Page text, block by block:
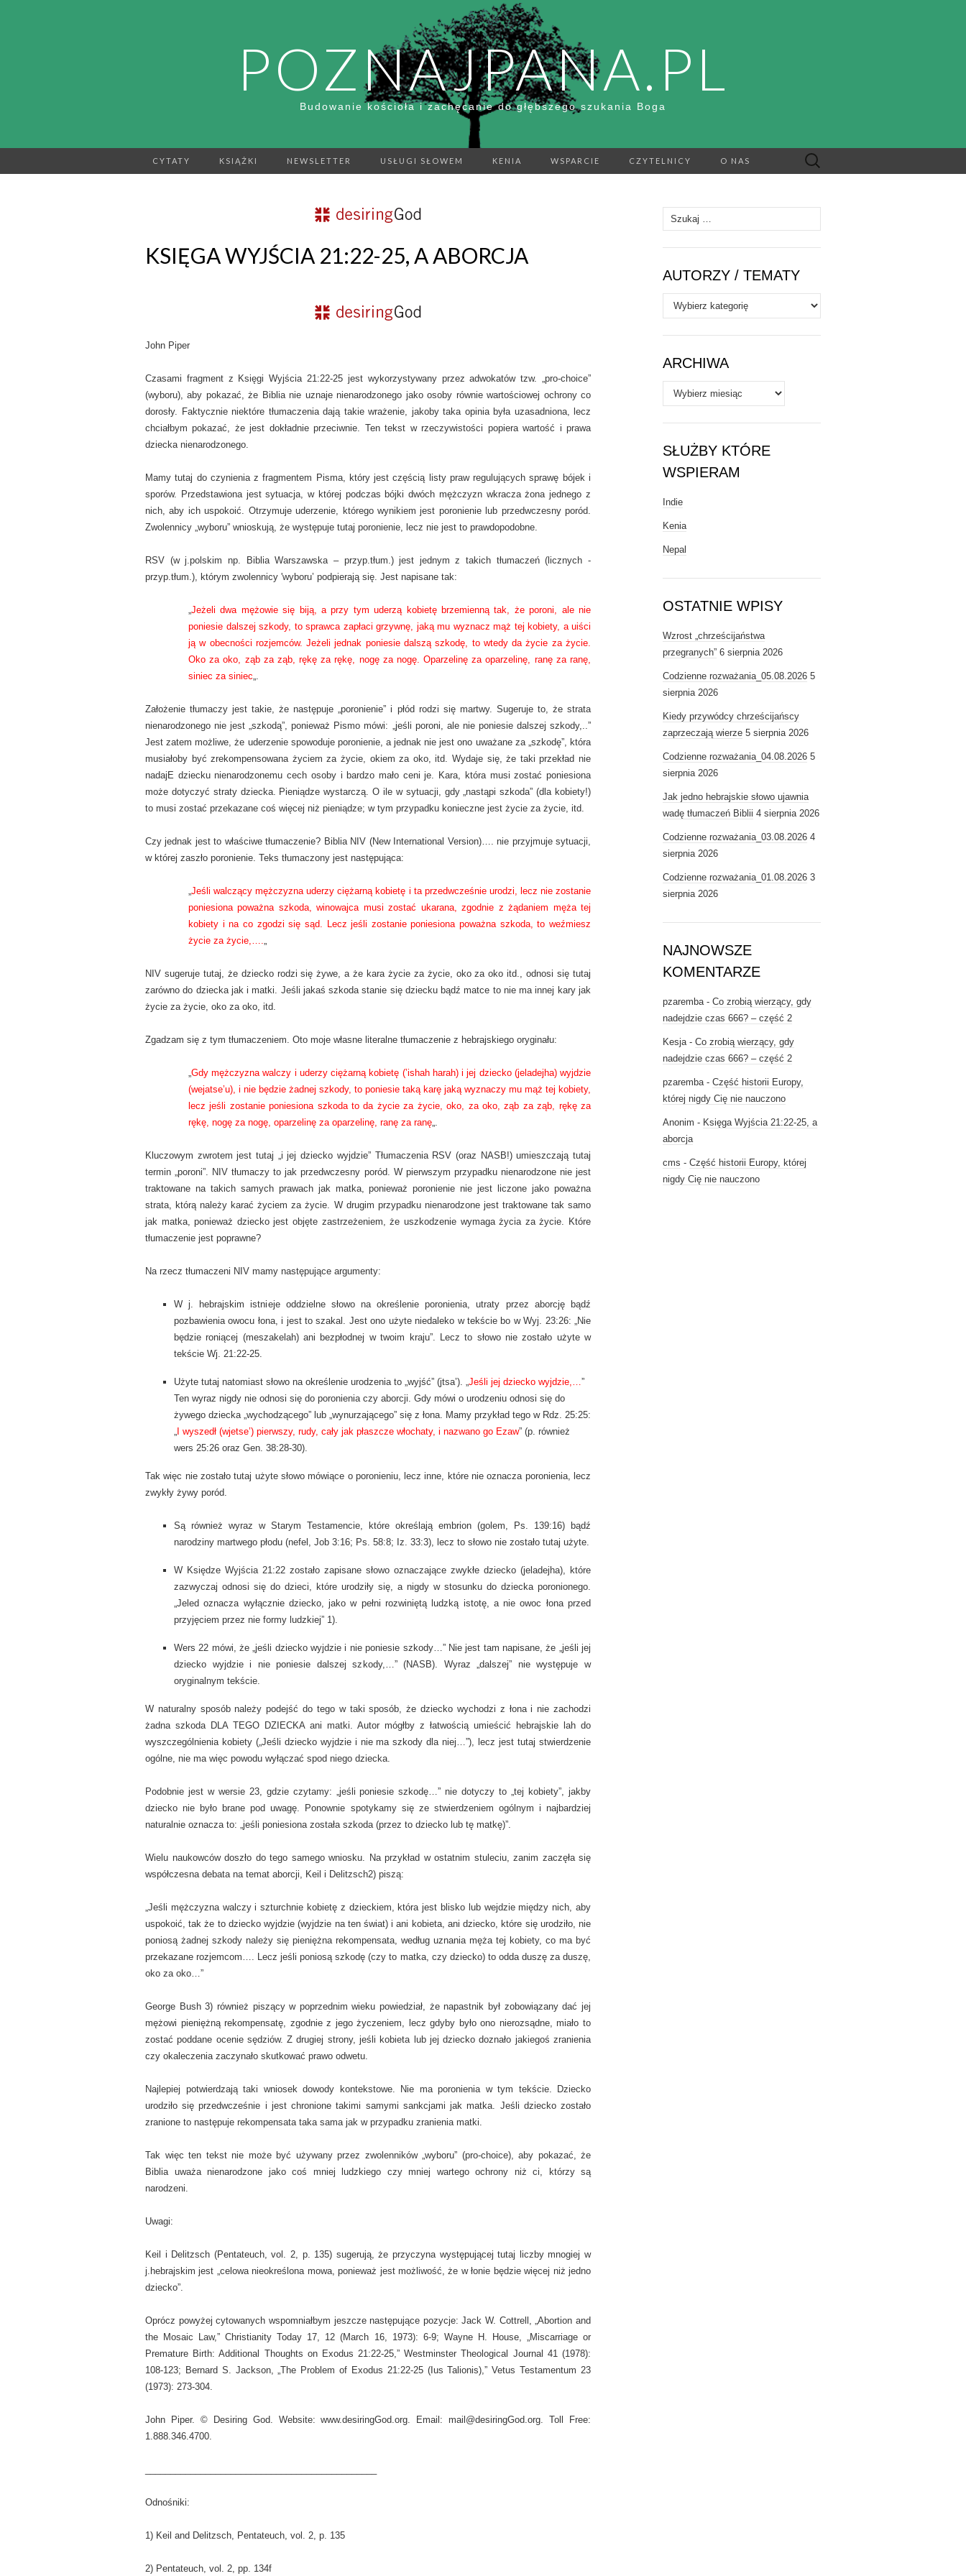
POZNAJPANA.PL
Budowanie kościoła i zachęcanie do głębszego szukania Boga
CYTATY KSIĄŻKI NEWSLETTER USŁUGI SŁOWEM KENIA WSPARCIE CZYTELNICY O NAS Szukaj:
KSIĘGA WYJŚCIA 21:22-25, A ABORCJA
John Piper
Czasami fragment z Księgi Wyjścia 21:22-25 jest wykorzystywany przez adwokatów tzw. „pro-choice”
(wyboru), aby pokazać, że Biblia nie uznaje nienarodzonego jako osoby równie wartościowej ochrony co
dorosły. Faktycznie niektóre tłumaczenia dają takie wrażenie, jakoby taka opinia była uzasadniona, lecz
chciałbym pokazać, że jest dokładnie przeciwnie. Ten tekst w rzeczywistości popiera wartość i prawa
dziecka nienarodzonego.
Mamy tutaj do czynienia z fragmentem Pisma, który jest częścią listy praw regulujących sprawę bójek i
sporów. Przedstawiona jest sytuacja, w której podczas bójki dwóch mężczyzn wkracza żona jednego z
nich, aby ich uspokoić. Otrzymuje uderzenie, którego wynikiem jest poronienie lub przedwczesny poród.
Zwolennicy „wyboru” wnioskują, że występuje tutaj poronienie, lecz nie jest to prawdopodobne.
RSV (w j.polskim np. Biblia Warszawska – przyp.tłum.) jest jednym z takich tłumaczeń (licznych -
przyp.tłum.), którym zwolennicy 'wyboru’ podpierają się. Jest napisane tak:
„Jeżeli dwa mężowie się biją, a przy tym uderzą kobietę brzemienną tak, że poroni, ale nie
poniesie dalszej szkody, to sprawca zapłaci grzywnę, jaką mu wyznacz mąż tej kobiety, a uiści
ją w obecności rozjemców. Jeżeli jednak poniesie dalszą szkodę, to wtedy da życie za życie.
Oko za oko, ząb za ząb, rękę za rękę, nogę za nogę. Oparzelinę za oparzelinę, ranę za ranę,
siniec za siniec„.
Założenie tłumaczy jest takie, że następuje „poronienie” i płód rodzi się martwy. Sugeruje to, że strata
nienarodzonego nie jest „szkodą”, ponieważ Pismo mówi: „jeśli poroni, ale nie poniesie dalszej szkody,..”
Jest zatem możliwe, że uderzenie spowoduje poronienie, a jednak nie jest ono uważane za „szkodę”, która
musiałoby być zrekompensowana życiem za życie, okiem za oko, itd. Wydaje się, że taki przekład nie
nadajE dziecku nienarodzonemu cech osoby i bardzo mało ceni je. Kara, która musi zostać poniesiona
może dotyczyć straty dziecka. Pieniądze wystarczą. O ile w sytuacji, gdy „nastąpi szkoda” (dla kobiety!)
to musi zostać przekazane coś więcej niż pieniądze; w tym przypadku konieczne jest życie za życie, itd.
Czy jednak jest to właściwe tłumaczenie? Biblia NIV (New International Version)…. nie przyjmuje sytuacji,
w której zaszło poronienie. Teks tłumaczony jest następująca:
„Jeśli walczący mężczyzna uderzy ciężarną kobietę i ta przedwcześnie urodzi, lecz nie zostanie
poniesiona poważna szkoda, winowajca musi zostać ukarana, zgodnie z żądaniem męża tej
kobiety i na co zgodzi się sąd. Lecz jeśli zostanie poniesiona poważna szkoda, to weźmiesz
życie za życie,….„
NIV sugeruje tutaj, że dziecko rodzi się żywe, a że kara życie za życie, oko za oko itd., odnosi się tutaj
zarówno do dziecka jak i matki. Jeśli jakaś szkoda stanie się dziecku bądź matce to nie ma innej kary jak
życie za życie, oko za oko, itd.
Zgadzam się z tym tłumaczeniem. Oto moje własne literalne tłumaczenie z hebrajskiego oryginału:
„Gdy mężczyzna walczy i uderzy ciężarną kobietę (’ishah harah) i jej dziecko (jeladejha) wyjdzie
(wejatse’u), i nie będzie żadnej szkody, to poniesie taką karę jaką wyznaczy mu mąż tej kobiety,
lecz jeśli zostanie poniesiona szkoda to da życie za życie, oko, za oko, ząb za ząb, rękę za
rękę, nogę za nogę, oparzelinę za oparzelinę, ranę za ranę„.
Kluczowym zwrotem jest tutaj „i jej dziecko wyjdzie” Tłumaczenia RSV (oraz NASB!) umieszczają tutaj
termin „poroni”. NIV tłumaczy to jak przedwczesny poród. W pierwszym przypadku nienarodzone nie jest
traktowane na takich samych prawach jak matka, ponieważ poronienie nie jest liczone jako poważna
strata, którą należy karać życiem za życie. W drugim przypadku nienarodzone jest traktowane tak samo
jak matka, ponieważ dziecko jest objęte zastrzeżeniem, że uszkodzenie wymaga życia za życie. Które
tłumaczenie jest poprawne?
Na rzecz tłumaczeni NIV mamy następujące argumenty:
W j. hebrajskim istnieje oddzielne słowo na określenie poronienia, utraty przez aborcję bądź
pozbawienia owocu łona, i jest to szakal. Jest ono użyte niedaleko w tekście bo w Wyj. 23:26: „Nie
będzie roniącej (meszakelah) ani bezpłodnej w twoim kraju”. Lecz to słowo nie zostało użyte w
tekście Wj. 21:22-25.
Użyte tutaj natomiast słowo na określenie urodzenia to „wyjść” (jtsa’). „Jeśli jej dziecko wyjdzie,…”
Ten wyraz nigdy nie odnosi się do poronienia czy aborcji. Gdy mówi o urodzeniu odnosi się do
żywego dziecka „wychodzącego” lub „wynurzającego” się z łona. Mamy przykład tego w Rdz. 25:25:
„ I wyszedł (wjetse’) pierwszy, rudy, cały jak płaszcze włochaty, i nazwano go Ezaw” (p. również
wers 25:26 oraz Gen. 38:28-30).
Tak więc nie zostało tutaj użyte słowo mówiące o poronieniu, lecz inne, które nie oznacza poronienia, lecz
zwykły żywy poród.
Są również wyraz w Starym Testamencie, które określają embrion (golem, Ps. 139:16) bądź
narodziny martwego płodu (nefel, Job 3:16; Ps. 58:8; Iz. 33:3), lecz to słowo nie zostało tutaj użyte.
W Księdze Wyjścia 21:22 zostało zapisane słowo oznaczające zwykłe dziecko (jeladejha), które
zazwyczaj odnosi się do dzieci, które urodziły się, a nigdy w stosunku do dziecka poronionego.
„Jeled oznacza wyłącznie dziecko, jako w pełni rozwiniętą ludzką istotę, a nie owoc łona przed
przyjęciem przez nie formy ludzkiej” 1).
Wers 22 mówi, że „jeśli dziecko wyjdzie i nie poniesie szkody…” Nie jest tam napisane, że „jeśli jej
dziecko wyjdzie i nie poniesie dalszej szkody,…” (NASB). Wyraz „dalszej” nie występuje w
oryginalnym tekście.
W naturalny sposób należy podejść do tego w taki sposób, że dziecko wychodzi z łona i nie zachodzi
żadna szkoda DLA TEGO DZIECKA ani matki. Autor mógłby z łatwością umieścić hebrajskie lah do
wyszczególnienia kobiety („Jeśli dziecko wyjdzie i nie ma szkody dla niej…”), lecz jest tutaj stwierdzenie
ogólne, nie ma więc powodu wyłączać spod niego dziecka.
Podobnie jest w wersie 23, gdzie czytamy: „jeśli poniesie szkodę…” nie dotyczy to „tej kobiety”, jakby
dziecko nie było brane pod uwagę. Ponownie spotykamy się ze stwierdzeniem ogólnym i najbardziej
naturalnie oznacza to: „jeśli poniesiona została szkoda (przez to dziecko lub tę matkę)”.
Wielu naukowców doszło do tego samego wniosku. Na przykład w ostatnim stuleciu, zanim zaczęła się
współczesna debata na temat aborcji, Keil i Delitzsch2) piszą:
„Jeśli mężczyzna walczy i szturchnie kobietę z dzieckiem, która jest blisko lub wejdzie między nich, aby
uspokoić, tak że to dziecko wyjdzie (wyjdzie na ten świat) i ani kobieta, ani dziecko, które się urodziło, nie
poniosą żadnej szkody należy się pieniężna rekompensata, według uznania męża tej kobiety, co ma być
przekazane rozjemcom…. Lecz jeśli poniosą szkodę (czy to matka, czy dziecko) to odda duszę za duszę,
oko za oko…”
George Bush 3) również piszący w poprzednim wieku powiedział, że napastnik był zobowiązany dać jej
mężowi pieniężną rekompensatę, zgodnie z jego życzeniem, lecz gdyby było ono nierozsądne, miało to
zostać poddane ocenie sędziów. Z drugiej strony, jeśli kobieta lub jej dziecko doznało jakiegoś zranienia
czy okaleczenia zaczynało skutkować prawo odwetu.
Najlepiej potwierdzają taki wniosek dowody kontekstowe. Nie ma poronienia w tym tekście. Dziecko
urodziło się przedwcześnie i jest chronione takimi samymi sankcjami jak matka. Jeśli dziecko zostało
zranione to następuje rekompensata taka sama jak w przypadku zranienia matki.
Tak więc ten tekst nie może być używany przez zwolenników „wyboru” (pro-choice), aby pokazać, że
Biblia uważa nienarodzone jako coś mniej ludzkiego czy mniej wartego ochrony niż ci, którzy są
narodzeni.
Uwagi:
Keil i Delitzsch (Pentateuch, vol. 2, p. 135) sugerują, że przyczyna występującej tutaj liczby mnogiej w
j.hebrajskim jest „celowa nieokreślona mowa, ponieważ jest możliwość, że w łonie będzie więcej niż jedno
dziecko”.
Oprócz powyżej cytowanych wspomniałbym jeszcze następujące pozycje: Jack W. Cottrell, „Abortion and
the Mosaic Law,” Christianity Today 17, 12 (March 16, 1973): 6-9; Wayne H. House, „Miscarriage or
Premature Birth: Additional Thoughts on Exodus 21:22-25,” Westminster Theological Journal 41 (1978):
108-123; Bernard S. Jackson, „The Problem of Exodus 21:22-25 (Ius Talionis),” Vetus Testamentum 23
(1973): 273-304.
John Piper. © Desiring God. Website: www.desiringGod.org. Email: mail@desiringGod.org. Toll Free:
1.888.346.4700.
Odnośniki:
1) Keil and Delitzsch, Pentateuch, vol. 2, p. 135
2) Pentateuch, vol. 2, pp. 134f
Szukaj:
AUTORZY / TEMATY
Autorzy
/
Tematy
ARCHIWA
Archiwa
SŁUŻBY KTÓRE
WSPIERAM
Indie
Kenia
Nepal
OSTATNIE WPISY
Wzrost „chrześcijaństwa
przegranych” 6 sierpnia 2026
Codzienne rozważania_05.08.2026 5
sierpnia 2026
Kiedy przywódcy chrześcijańscy
zaprzeczają wierze 5 sierpnia 2026
Codzienne rozważania_04.08.2026 5
sierpnia 2026
Jak jedno hebrajskie słowo ujawnia
wadę tłumaczeń Biblii 4 sierpnia 2026
Codzienne rozważania_03.08.2026 4
sierpnia 2026
Codzienne rozważania_01.08.2026 3
sierpnia 2026
NAJNOWSZE
KOMENTARZE
pzaremba- Co zrobią wierzący, gdy
nadejdzie czas 666? – część 2
Kesja- Co zrobią wierzący, gdy
nadejdzie czas 666? – część 2
pzaremba- Część historii Europy,
której nigdy Cię nie nauczono
Anonim - Księga Wyjścia 21:22-25, a
aborcja
cms - Część historii Europy, której
nigdy Cię nie nauczono